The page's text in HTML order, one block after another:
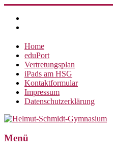
Inhalt
springen
Home
eduPort
Vertretungsplan
iPads am HSG
Kontaktformular
Impressum
Datenschutzerklärung
Helmut-
Menü